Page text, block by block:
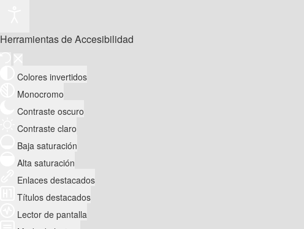
Herramientas de Accesibilidad
Colores invertidos
Monocromo
Contraste oscuro
Contraste claro
Baja saturación
Alta saturación
Enlaces destacados
Títulos destacados
Lector de pantalla